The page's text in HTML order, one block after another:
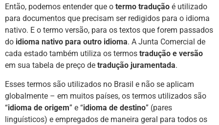
Então, podemos entender que o termo tradução é utilizado
para documentos que precisam ser redigidos para o idioma
nativo. E o termo versão, para os textos que forem passados
do idioma nativo para outro idioma. A Junta Comercial de
cada estado também utiliza os termos tradução e versão
em sua tabela de preço de tradução juramentada.
Esses termos são utilizados no Brasil e não se aplicam
globalmente – em muitos países, os termos utilizados são
“idioma de origem” e “idioma de destino” (pares
linguísticos) e empregados de maneira geral para todos os